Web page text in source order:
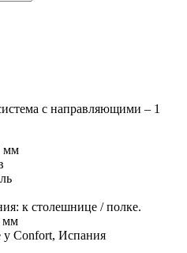
с направляющими – 1
мм
к столешнице / полке.
мм
y Confort, Испания